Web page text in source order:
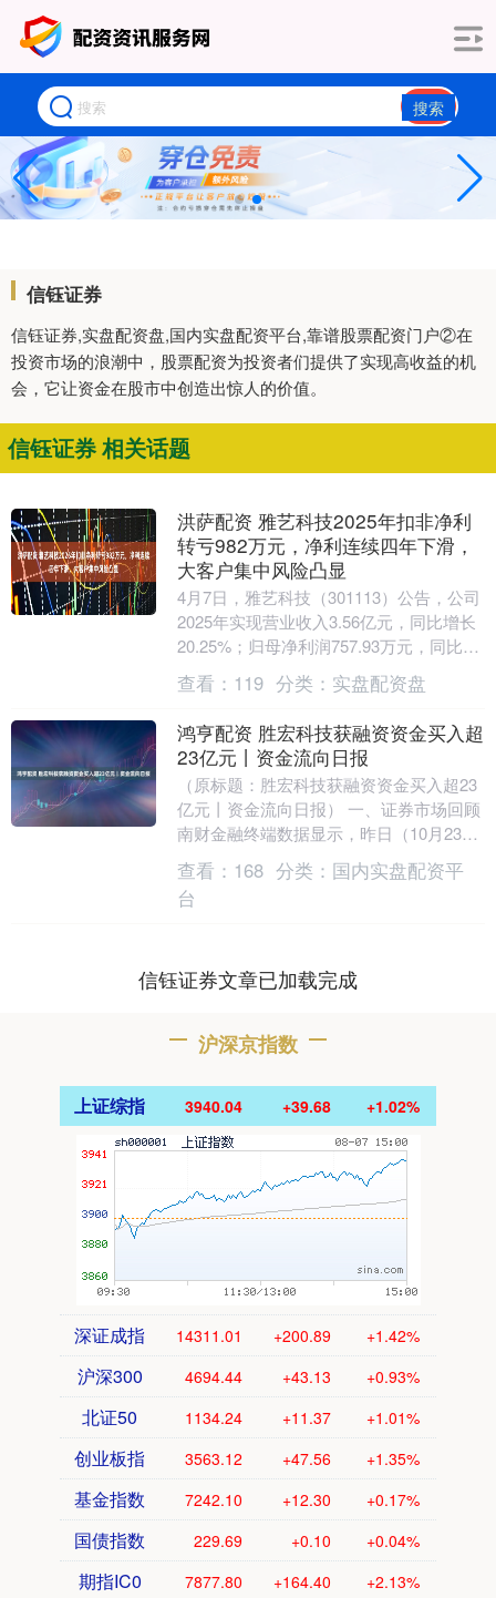
搜索
信钰证券
信钰证券,实盘配资盘,国内实盘配资平台,靠谱股票配资门户②在
投资市场的浪潮中，股票配资为投资者们提供了实现高收益的机
会，它让资金在股市中创造出惊人的价值。
信钰证券 相关话题
洪萨配资 雅艺科技2025年扣非净利
转亏982万元，净利连续四年下滑，
大客户集中风险凸显
4月7日，雅艺科技（301113）公告，公司
2025年实现营业收入3.56亿元，同比增长
20.25%；归母净利润757.93万元，同比下
降32.14%；扣非净利....
查看： 119 分类： 实盘配资盘
鸿亨配资 胜宏科技获融资资金买入超
23亿元丨资金流向日报
（原标题：胜宏科技获融资资金买入超23
亿元丨资金流向日报） 一、证券市场回顾
南财金融终端数据显示，昨日（10月23
日，下同）上证综指日内上涨0.22%，收
于3....
查看： 168 分类： 国内实盘配资平
台
信钰证券文章已加载完成
沪深京指数
上证综指 3940.04 +39.68 +1.02%
深证成指 14311.01 +200.89 +1.42%
沪深300 4694.44 +43.13 +0.93%
北证50 1134.24 +11.37 +1.01%
创业板指 3563.12 +47.56 +1.35%
基金指数 7242.10 +12.30 +0.17%
国债指数 229.69 +0.10 +0.04%
期指IC0 7877.80 +164.40 +2.13%